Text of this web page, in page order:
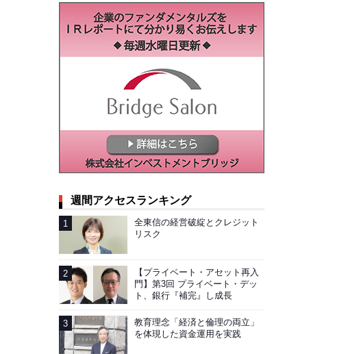
週間アクセスランキング
全東信の経営破綻とクレジット
リスク
【プライベート・アセット再入
門】第3回 プライベート・デッ
ト、銀行『補完』し成長
教育理念「経済と倫理の両立」
を体現した資金運用を実践